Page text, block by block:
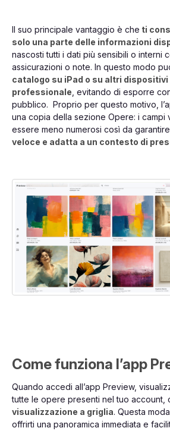
Il suo principale vantaggio è che ti
solo una parte delle informazioni
nascosti tutti i dati più sensibili o interni
assicurazioni o note. In questo modo
catalogo su iPad o su altri dispositivi
professionale , evitando di esporre
pubblico. Proprio per questo motivo,
una copia della sezione Opere: i campi
essere meno numerosi così da
veloce e adatta a un contesto di
Come funziona l’app
Quando accedi all’app Preview,
tutte le opere presenti nel tuo account,
visualizzazione a griglia. Questa
offrirti una panoramica immediata e